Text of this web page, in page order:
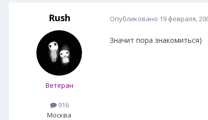
Rush
Ветеран
916
Москва
Опубликовано 19 февраля,
Значит пора знакомиться)